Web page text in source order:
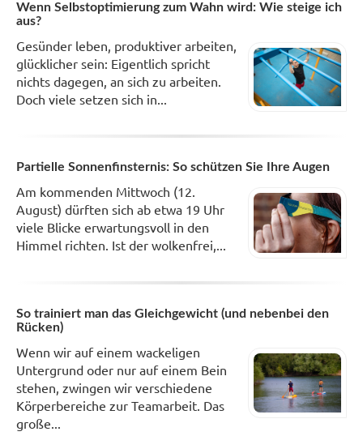
Wenn Selbstoptimierung zum Wahn wird: Wie steige ich
aus?
Gesünder leben, produktiver arbeiten,
glücklicher sein: Eigentlich spricht
nichts dagegen, an sich zu arbeiten.
Doch viele setzen sich in...
Partielle Sonnenfinsternis: So schützen Sie Ihre Augen
Am kommenden Mittwoch (12.
August) dürften sich ab etwa 19 Uhr
viele Blicke erwartungsvoll in den
Himmel richten. Ist der wolkenfrei,...
So trainiert man das Gleichgewicht (und nebenbei den
Rücken)
Wenn wir auf einem wackeligen
Untergrund oder nur auf einem Bein
stehen, zwingen wir verschiedene
Körperbereiche zur Teamarbeit. Das
große...